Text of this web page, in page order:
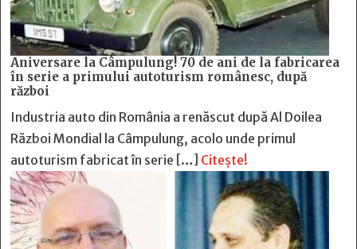
Aniversare la Câmpulung! 70 de ani de la fabricarea
în serie a primului autoturism românesc, după
război
Industria auto din România a renăscut după Al Doilea
Război Mondial la Câmpulung, acolo unde primul
autoturism fabricat în serie […] Citește!